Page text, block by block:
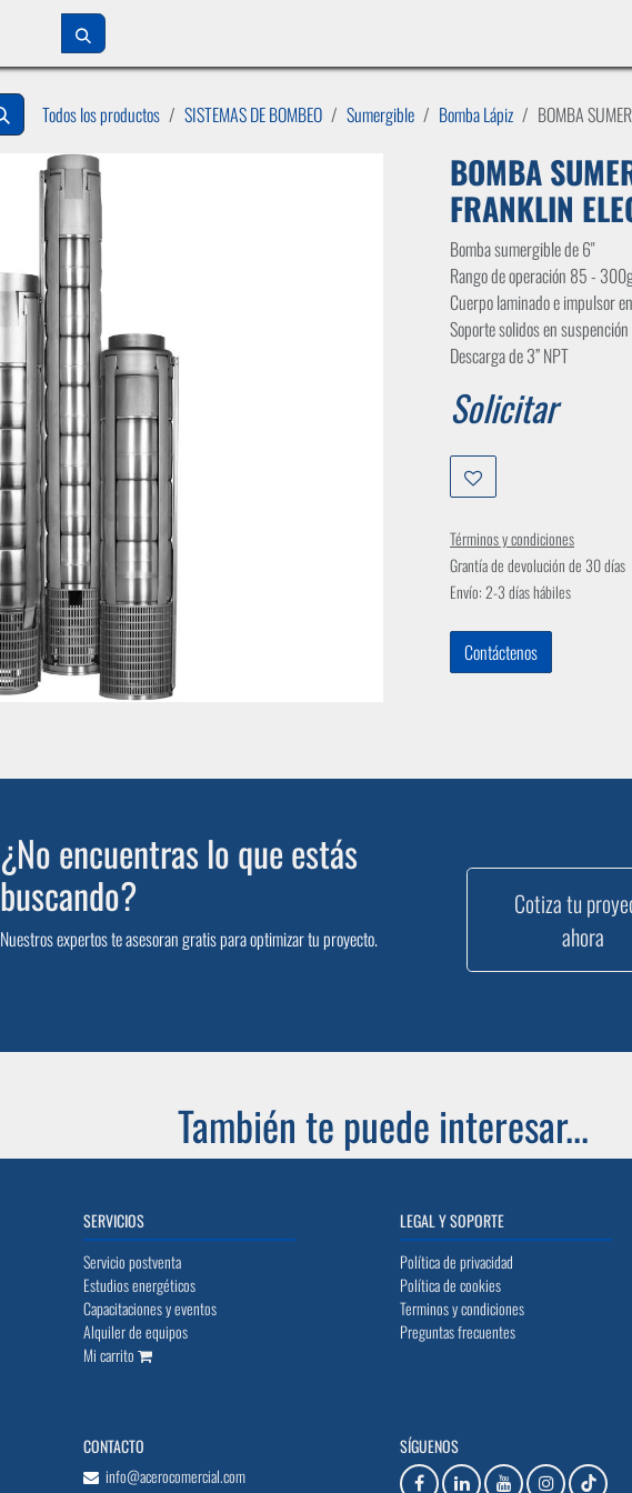
Todos los productos SISTEMAS DE BOMBEO Sumergible Bomba Lápiz BOMBA
BOMBA
FRANKLIN
Bomba sumergible de 6"
Rango de operación 85 -
Cuerpo laminado e impulsor
Soporte solidos en
Descarga de 3” NPT
Solicitar
Términos y condiciones
Grantía de devolución de 30 días
Envío: 2-3 días hábiles
Contáctenos
¿No encuentras lo que estás
buscando?
Nuestros expertos te asesoran gratis para optimizar tu proyecto.
Cotiza tu
ahora
También te puede interesar...
SERVICIOS
Servicio postventa
Estudios energéticos
Capacitaciones y eventos
Alquiler de equipos
Mi carrito
LEGAL Y SOPORTE
Política de privacidad
Política de cookies
Terminos y condiciones
Preguntas frecuentes
CONTACTO
info@acerocomercial.com
SÍGUENOS